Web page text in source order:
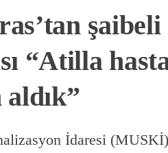
“Atilla
İdaresi